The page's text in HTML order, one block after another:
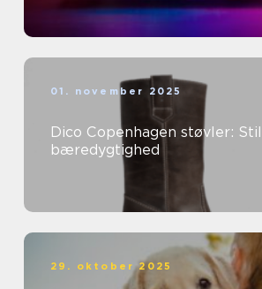
01. november 2025
Dico Copenhagen støvler:
bæredygtighed
29. oktober 2025